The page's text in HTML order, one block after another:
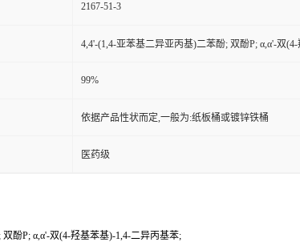
2167-51-3
4,4'-(1,4-亚苯基二异亚丙基)二苯酚; 双酚P; α,α'-双
99%
依据产品性状而定,一般为:纸板桶或镀锌铁桶
医药级
酚P; α,α'-双(4-羟基苯基)-1,4-二异丙基苯;